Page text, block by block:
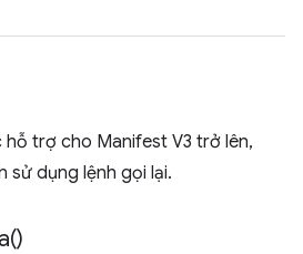
trợ cho Manifest V3 trở lên,
sử dụng lệnh gọi lại.
)